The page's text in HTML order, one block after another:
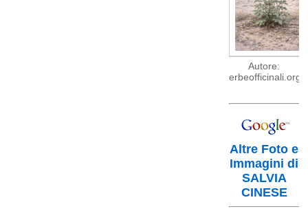
Autore:
erbeofficinali.org
Altre Foto e
Immagini di
SALVIA
CINESE